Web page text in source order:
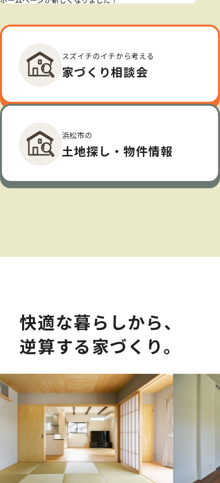
スズイチのイチから考える
家づくり相談会
浜松市の
土地探し・物件情報
快適な暮らしから、
逆算する家づくり。